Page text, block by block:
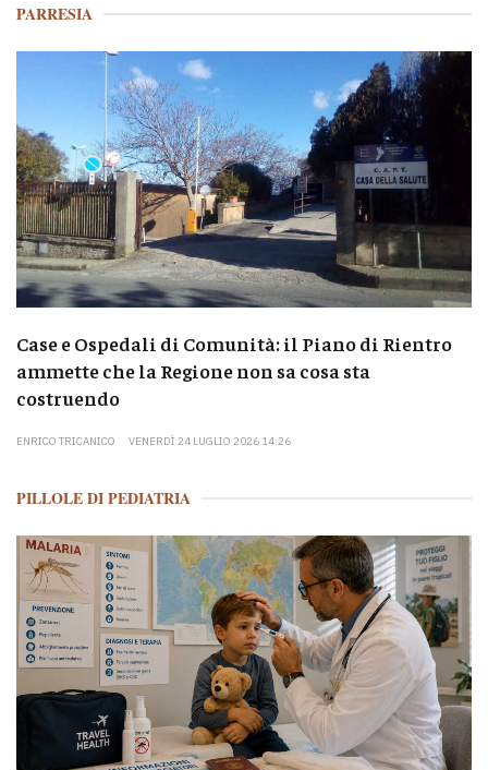
PARRESIA
Case e Ospedali di Comunità: il Piano di Rientro
ammette che la Regione non sa cosa sta
costruendo
ENRICO TRICANICO VENERDÌ 24 LUGLIO 2026 14:26
PILLOLE DI PEDIATRIA